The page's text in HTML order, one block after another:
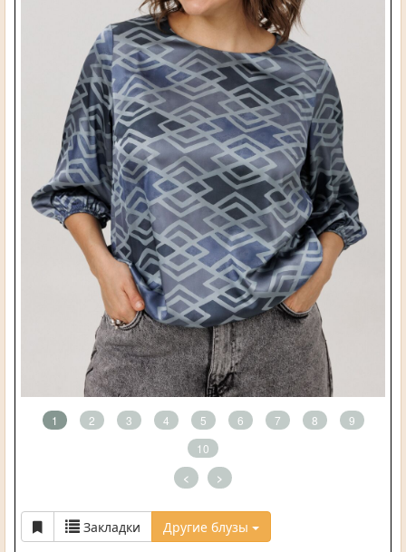
1 2 3 4 5 6 7 8
9
10
< >
Закладки Другие блузы